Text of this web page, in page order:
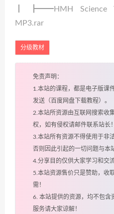
┃ ┣━━HMH Science
MP3.rar
分级教材
免责声明：
1.本站的课程，都是电子版课
发送（百度网盘下载教程）。
2.本站所资源由互联网搜索收
权，如有侵权请邮件联系站长！
3.本站所有资源不得使用于非
否则因此引起的一切问题与本
4.分享目的仅供大家学习和交
5.本站资源售价只是赞助，收
需！
6. 本站提供的资源，均不包含
服务请大家谅解！